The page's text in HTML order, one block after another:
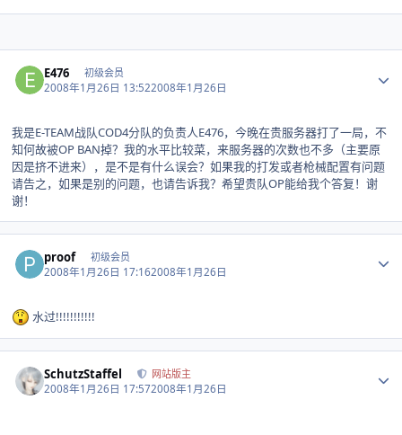
E476 初级会员
2008年1月26日 13:522008年1月26日
我是E-TEAM战队COD4分队的负责人E476，今晚在贵服务器打了一局，不
知何故被OP BAN掉？我的水平比较菜，来服务器的次数也不多（主要原
因是挤不进来），是不是有什么误会？如果我的打发或者枪械配置有问题
请告之，如果是别的问题，也请告诉我？希望贵队OP能给我个答复！谢
谢！
proof 初级会员
2008年1月26日 17:162008年1月26日
水过!!!!!!!!!!!
SchutzStaffel 网站版主
2008年1月26日 17:572008年1月26日